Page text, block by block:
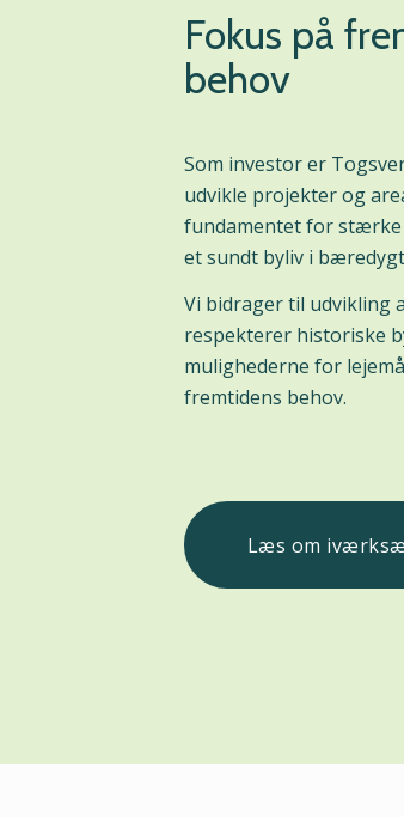
Fokus på
behov
Som investor er
udvikle projekter og
fundamentet for
et sundt byliv i
Vi bidrager til udvikling
respekterer historiske
mulighederne for
fremtidens behov.
Læs om